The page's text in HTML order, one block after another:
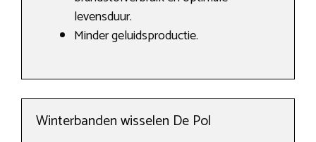
levensduur.
Minder geluidsproductie.
Winterbanden wisselen De Pol